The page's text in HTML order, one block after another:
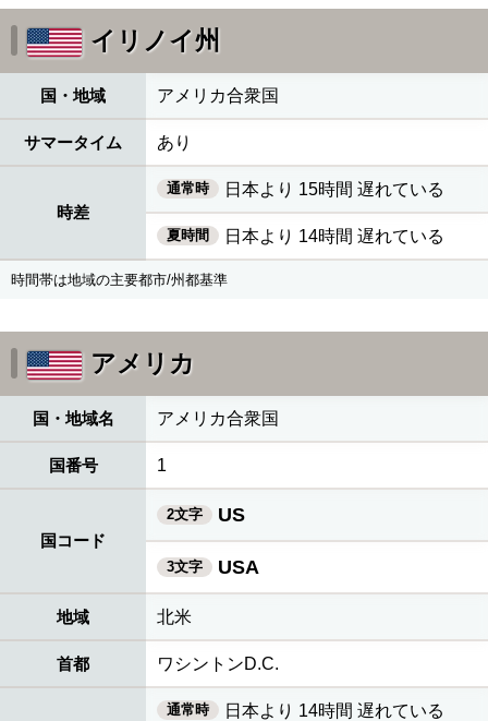
イリノイ州
国・地域 アメリカ合衆国
サマータイム あり
時差
通常時 日本より 15時間 遅れている
夏時間 日本より 14時間 遅れている
時間帯は地域の主要都市/州都基準
アメリカ
国・地域名 アメリカ合衆国
国番号 1
国コード
2文字 US
3文字 USA
地域 北米
首都 ワシントンD.C.
通常時 日本より 14時間 遅れている